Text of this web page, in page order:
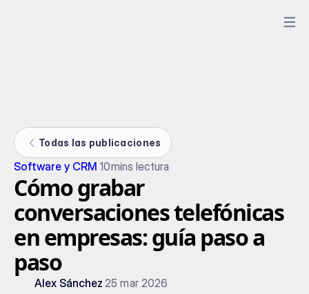
Todas las publicaciones
Software y CRM 10mins lectura
Cómo grabar
conversaciones telefónicas
en empresas: guía paso a
paso
Alex Sánchez 25 mar 2026